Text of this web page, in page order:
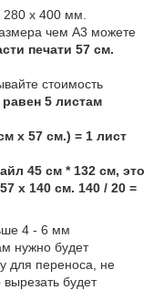
х 400 мм.
чем А3 можете
печати 57 см.
стоимость
5 листам
х 57 см.) = 1 лист
45 см * 132 см, это
х 140 см. 140 / 20 =
4 - 6 мм
нужно будет
для переноса, не
вырезать будет